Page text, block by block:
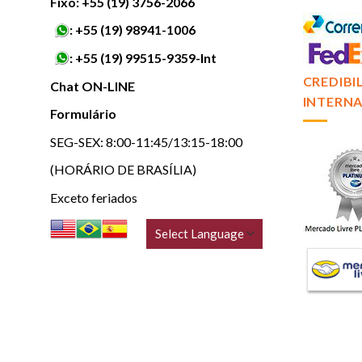
: +55 (19) 98941-1006
: +55 (19) 99515-9359-Int
Chat ON-LINE
Formulário
SEG-SEX: 8:00-11:45/13:15-18:00
(HORÁRIO DE BRASÍLIA)
Exceto feriados